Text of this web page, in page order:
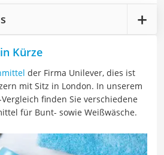
Kürze
der Firma Unilever, dies ist
mit Sitz in London. In unserem
finden Sie verschiedene
für Bunt- sowie Weißwäsche.